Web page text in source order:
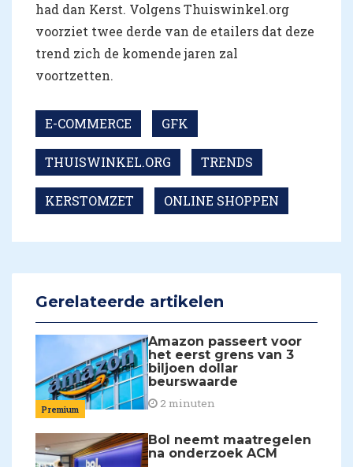
had dan Kerst. Volgens Thuiswinkel.org
voorziet twee derde van de etailers dat deze
trend zich de komende jaren zal
voortzetten.
E-COMMERCE GFK
THUISWINKEL.ORG TRENDS
KERSTOMZET ONLINE SHOPPEN
Gerelateerde artikelen
Premium
Amazon passeert voor
het eerst grens van 3
biljoen dollar
beurswaarde
2 minuten
Bol neemt maatregelen
na onderzoek ACM